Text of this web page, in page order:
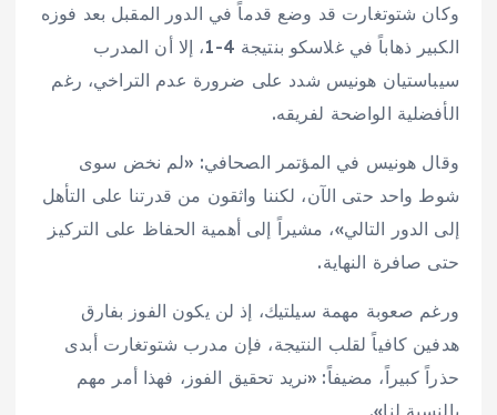
وكان شتوتغارت قد وضع قدماً في الدور المقبل بعد فوزه
الكبير ذهاباً في غلاسكو بنتيجة 4-1، إلا أن المدرب
سيباستيان هونيس شدد على ضرورة عدم التراخي، رغم
الأفضلية الواضحة لفريقه.
وقال هونيس في المؤتمر الصحافي: «لم نخض سوى
شوط واحد حتى الآن، لكننا واثقون من قدرتنا على التأهل
إلى الدور التالي»، مشيراً إلى أهمية الحفاظ على التركيز
حتى صافرة النهاية.
ورغم صعوبة مهمة سيلتيك، إذ لن يكون الفوز بفارق
هدفين كافياً لقلب النتيجة، فإن مدرب شتوتغارت أبدى
حذراً كبيراً، مضيفاً: «نريد تحقيق الفوز، فهذا أمر مهم
بالنسبة لنا».